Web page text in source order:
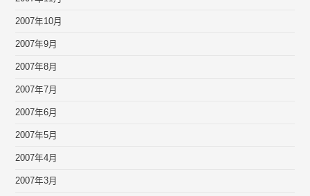
2007年10月
2007年9月
2007年8月
2007年7月
2007年6月
2007年5月
2007年4月
2007年3月